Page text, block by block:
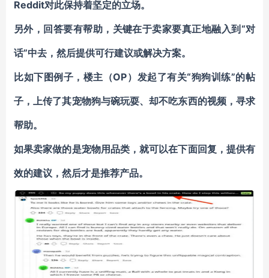
Reddit对此保持着坚定的立场。
另外，回答要有帮助，关键在于卖家要真正地融入到“对
话”中去，然后提供可行建议或解决方案。
比如下图例子，楼主（OP）发起了有关“狗狗训练”的帖
子，上传了其宠物狗与碗玩耍、却不吃东西的视频，寻求
帮助。
如果卖家做的是宠物用品类，就可以在下面回复，提供有
效的建议，然后才是推荐产品。